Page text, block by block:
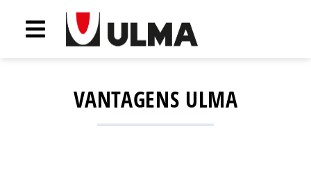
VANTAGENS ULMA